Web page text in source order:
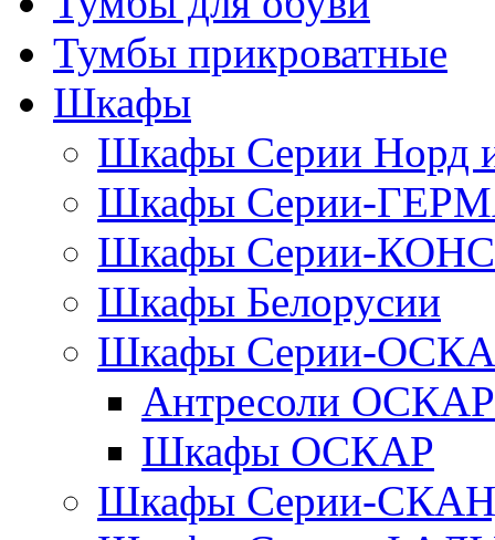
Тумбы прикроватные
Шкафы
Шкафы Серии
Шкафы Серии-
Шкафы Серии-
Шкафы Белорусии
Шкафы Серии-
Антресоли ОСКАР
Шкафы ОСКАР
Шкафы Серии-